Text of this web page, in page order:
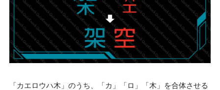
「カエロウハ木」のうち、「カ」「ロ」「木」を合体させる